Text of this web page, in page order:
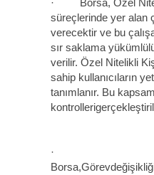
· Borsa, Özel
süreçlerinde yer alan
verecektir ve bu
sır saklama
verilir. Özel Nitelikli
sahip kullanıcıların
tanımlanır. Bu
·